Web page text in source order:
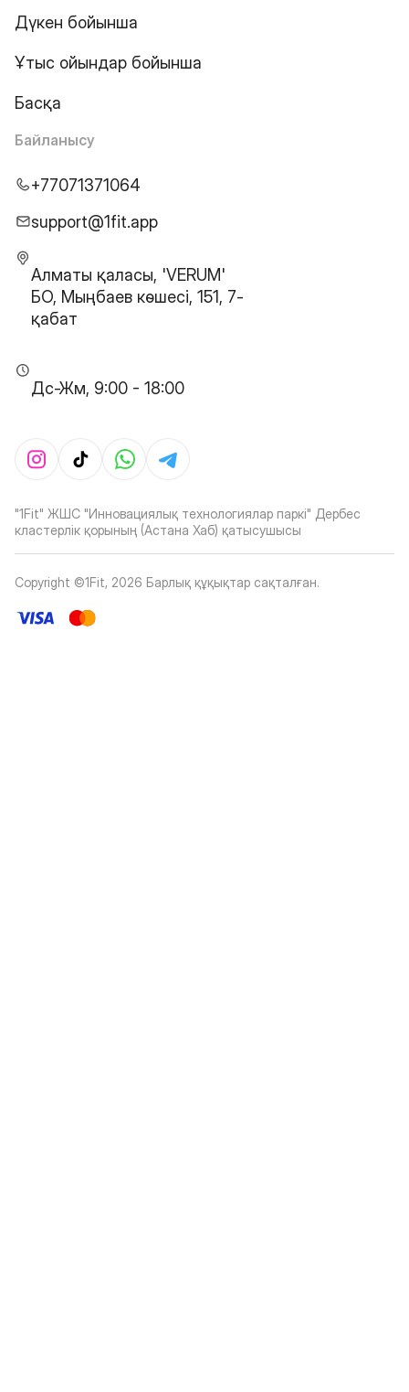
Дүкен бойынша
Ұтыс ойындар бойынша
Басқа
Байланысу
+77071371064
support@1fit.app
Алматы қаласы, 'VERUM'
БО, Мыңбаев көшесі, 151, 7-
қабат
Дс-Жм, 9:00 - 18:00
"1Fit" ЖШС "Инновациялық технологиялар паркі" Дербес
кластерлік қорының (Астана Хаб) қатысушысы
Copyright ©1Fit, 2026 Барлық құқықтар сақталған.